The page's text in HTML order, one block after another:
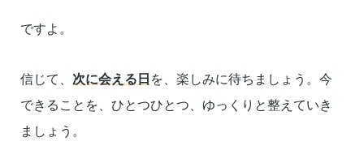
ですよ。
信じて、 次に会える日 を、楽しみに待ちましょう。今
できることを、ひとつひとつ、ゆっくりと整えていき
ましょう。